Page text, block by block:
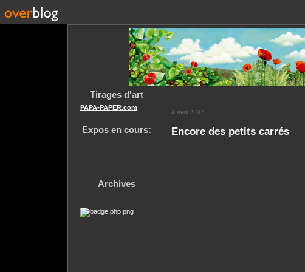
Tirages d'art
PAPA-PAPER.com
Expos en cours:
Archives
4 avril 2007
Encore des petits carrés